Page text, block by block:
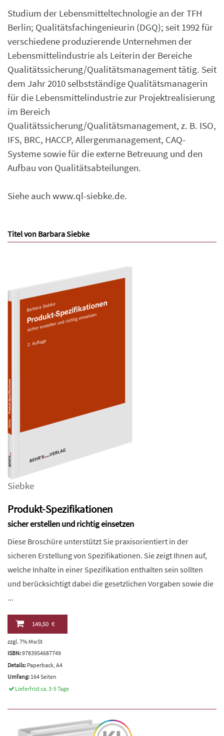
Studium der Lebensmitteltechnologie an der TFH
Berlin; Qualitätsfachingenieurin (DGQ); seit 1992 für
verschiedene produzierende Unternehmen der
Lebensmittelindustrie als Leiterin der Bereiche
Qualitätssicherung/Qualitätsmanagement tätig. Seit
dem Jahr 2010 selbstständige Qualitätsmanagerin
für die Lebensmittelindustrie zur Projektrealisierung
im Bereich
Qualitätssicherung/Qualitätsmanagement, z. B. ISO,
IFS, BRC, HACCP, Allergenmanagement, CAQ-
Systeme sowie für die externe Betreuung und den
Aufbau von Qualitätsabteilungen.
Siehe auch www.ql-siebke.de.
Titel von Barbara Siebke
Siebke
Produkt-Spezifikationen
sicher erstellen und richtig einsetzen
Diese Broschüre unterstützt Sie praxisorientiert in der
sicheren Erstellung von Spezifikationen. Sie zeigt Ihnen auf,
welche Inhalte in einer Spezifikation enthalten sein sollten
und berücksichtigt dabei die gesetzlichen Vorgaben sowie die
...
149,50 €
zzgl. 7% MwSt
ISBN:9783954687749
Details: Paperback, A4
Umfang: 164 Seiten
Lieferfrist ca. 3-5 Tage